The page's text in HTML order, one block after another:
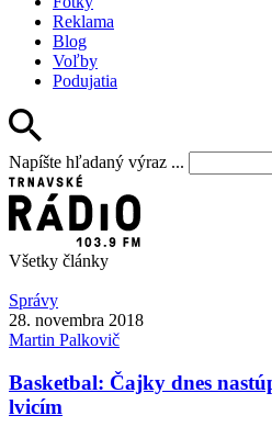
Reklama
Blog
Voľby
Podujatia
Napíšte hľadaný výraz ...
Všetky články
Správy
28. novembra 2018
Martin Palkovič
Basketbal: Čajky dnes
lvicím